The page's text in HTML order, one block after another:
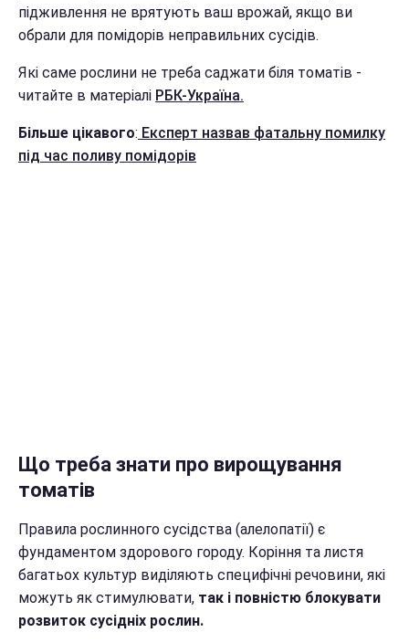
підживлення не врятують ваш врожай, якщо ви
обрали для помідорів неправильних сусідів.
Які саме рослини не треба саджати біля томатів -
читайте в матеріалі РБК-Україна.
Більше цікавого: Експерт назвав фатальну помилку
під час поливу помідорів
Що треба знати про вирощування
томатів
Правила рослинного сусідства (алелопатії) є
фундаментом здорового городу. Коріння та листя
багатьох культур виділяють специфічні речовини, які
можуть як стимулювати, так і повністю блокувати
розвиток сусідніх рослин.